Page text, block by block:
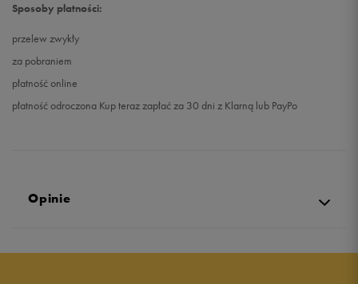
Sposoby płatności:
przelew zwykły
za pobraniem
płatność online
płatność odroczona Kup teraz zapłać za 30 dni z Klarną lub PayPo
Opinie